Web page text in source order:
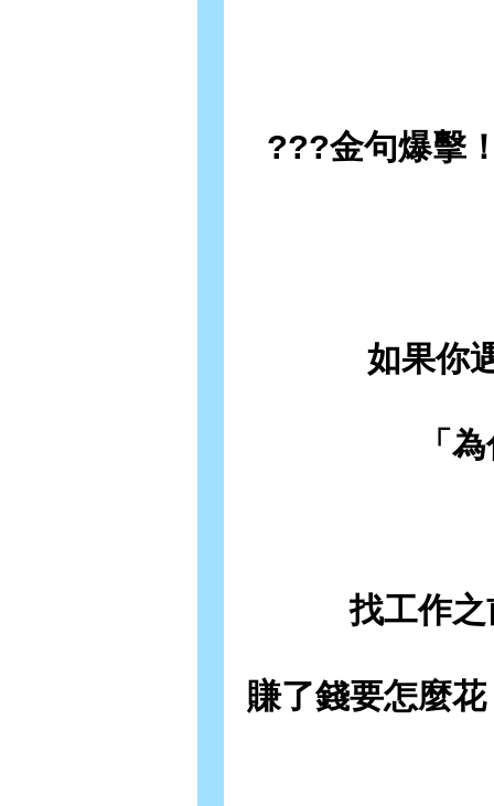
???金句爆擊
如果你
「
找工作
賺了錢要怎麼